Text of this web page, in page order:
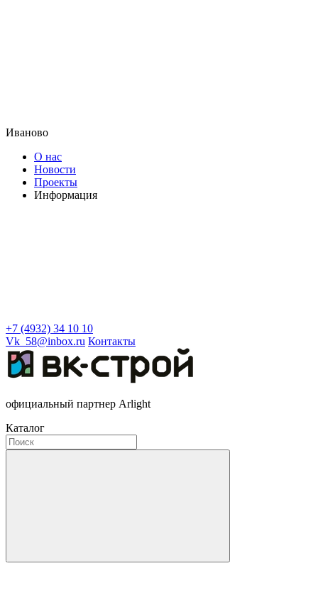
Иваново
О нас
Новости
Проекты
Информация
+7 (4932) 34 10 10
Vk_58@inbox.ru Контакты
официальный партнер Arlight
Каталог